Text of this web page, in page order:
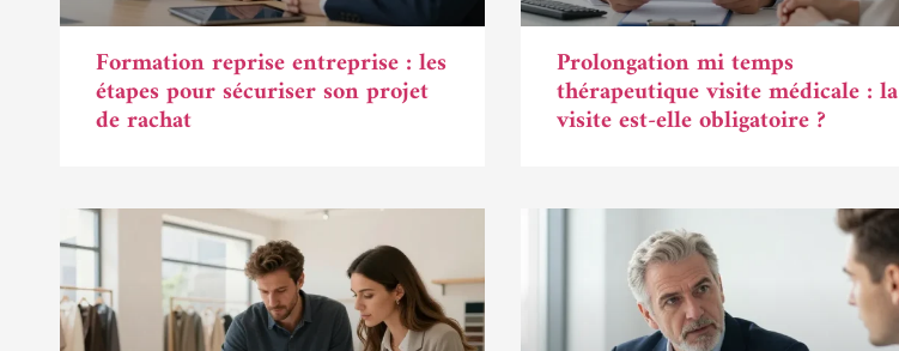
Formation reprise entreprise : les
étapes pour sécuriser son projet
de rachat
Prolongation mi temps
thérapeutique visite médicale : la
visite est-elle obligatoire ?